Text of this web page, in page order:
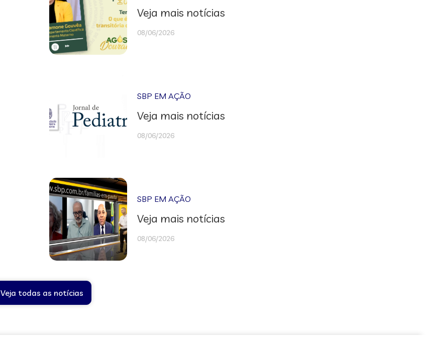
Veja mais notícias
08/06/2026
SBP EM AÇÃO
Veja mais notícias
08/06/2026
SBP EM AÇÃO
Veja mais notícias
08/06/2026
Veja todas as notícias